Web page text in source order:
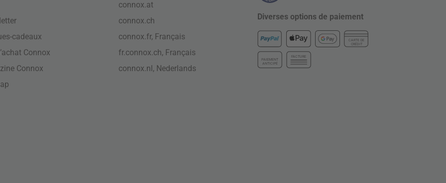
cadeaux
Connox
Connox
connox.at
connox.ch
connox.fr, Français
fr.connox.ch, Français
connox.nl, Nederlands
Diverses options de paiement
CARTE DE
CRÉDIT
PAIEMENT
ANTICIPÉ
FACTURE